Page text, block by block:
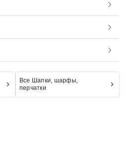
Все Шапки, шарфы,
перчатки